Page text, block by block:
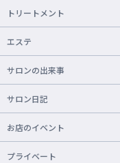
トリートメント
エステ
サロンの出来事
サロン日記
お店のイベント
プライベート